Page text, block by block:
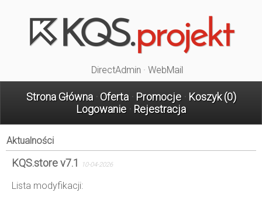
DirectAdmin · WebMail
Strona Główna· Oferta· Promocje· Koszyk (0)
Logowanie· Rejestracja
Aktualności
KQS.store v7.1 10-04-2026
Lista modyfikacji: